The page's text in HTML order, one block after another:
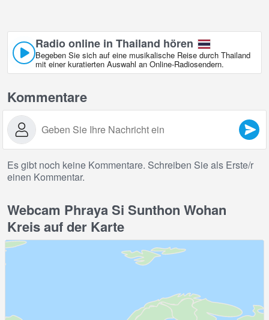
Radio online in Thailand hören
Begeben Sie sich auf eine musikalische Reise durch Thailand
mit einer kuratierten Auswahl an Online‑Radiosendern.
Kommentare
Es gibt noch keine Kommentare. Schreiben Sie als Erste/r
einen Kommentar.
Webcam Phraya Si Sunthon Wohan
Kreis auf der Karte